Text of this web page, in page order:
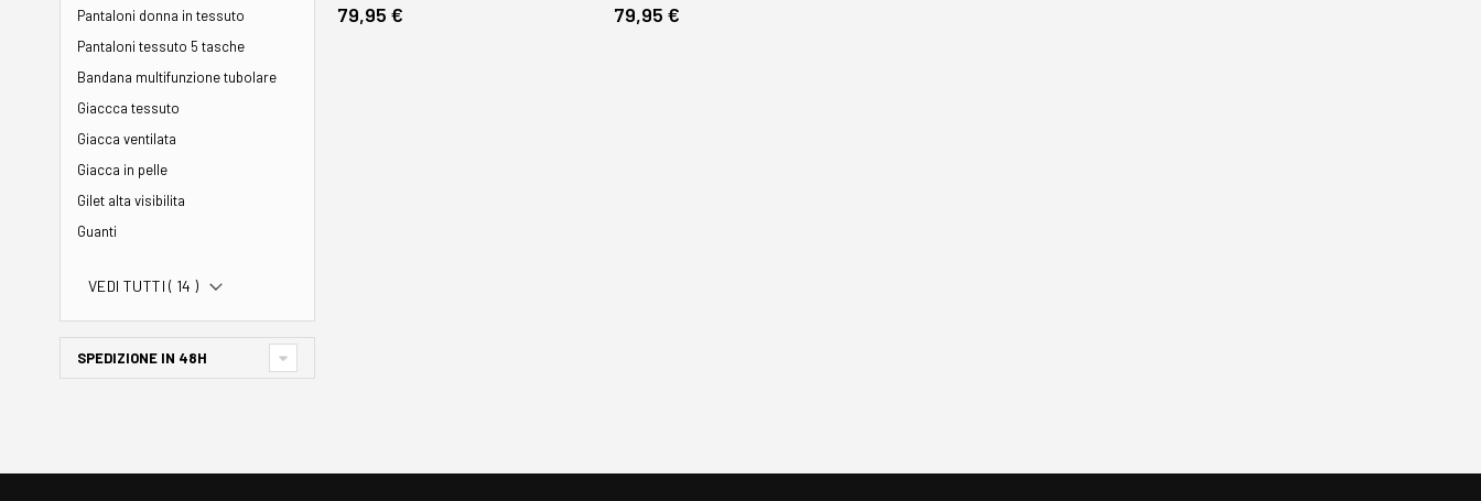
79,95 € 79,95 €
Pantaloni donna in tessuto
Pantaloni tessuto 5 tasche
Bandana multifunzione tubolare
Giaccca tessuto
Giacca ventilata
Giacca in pelle
Gilet alta visibilita
Guanti
VEDI TUTTI ( 14 )
SPEDIZIONE IN 48H